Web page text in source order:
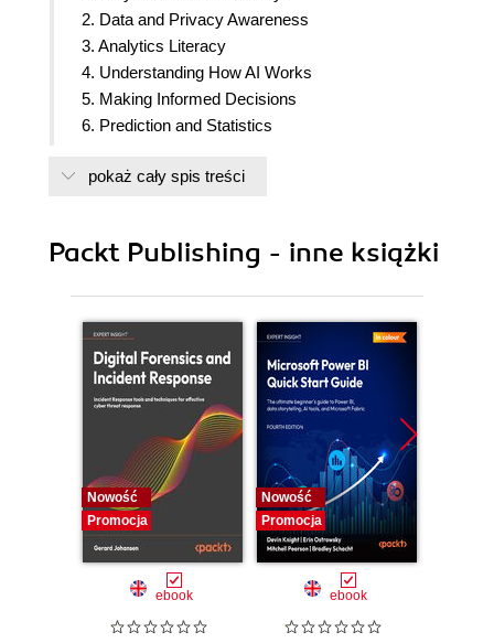
2. Data and Privacy Awareness
3. Analytics Literacy
4. Understanding How AI Works
5. Making Informed Decisions
6. Prediction and Statistics
8. Ethics of AI Adoption
pokaż cały spis treści
Packt Publishing - inne książki
Nowość
Promocja
ebook
Nowość
Promocja
ebook